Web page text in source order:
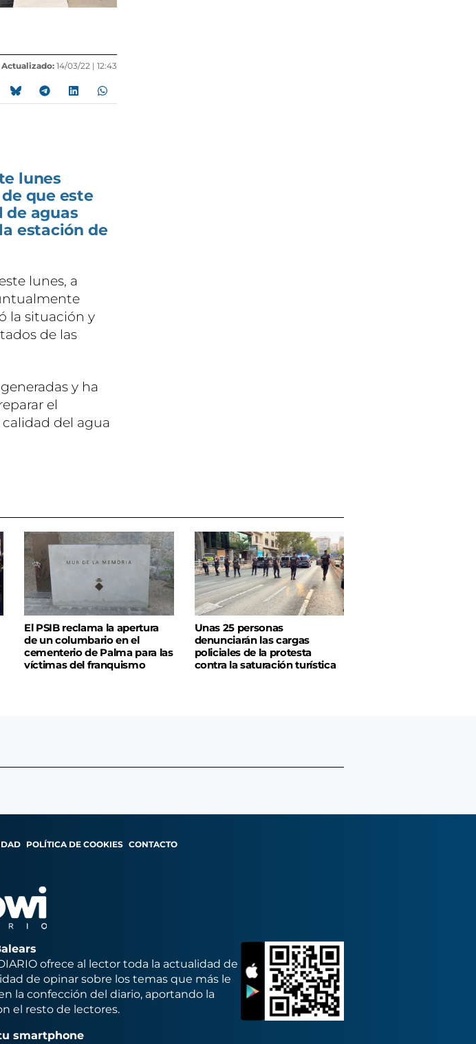
Actualizado: 14/03/22 | 12:43
lunes
que este
de aguas
estación de
lunes, a
la situación y
de las
y ha
el
del agua
El PSIB reclama la apertura
de un columbario en el
cementerio de Palma para las
víctimas del franquismo
Unas 25 personas
denunciarán las cargas
policiales de la protesta
contra la saturación turística
POLÍTICA DE COOKIES CONTACTO
ofrece al lector toda la actualidad de
de opinar sobre los temas que más le
la confección del diario, aportando la
el resto de lectores.
smartphone